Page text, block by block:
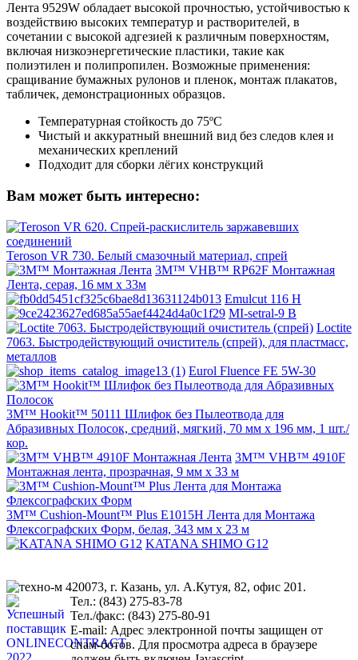
Лента 9529W обладает высокой прочностью, устойчивостью к
воздействию высоких температур и растворителей, в
сочетании с высокой адгезией к различным поверхностям,
включая низкоэнергетические пластики, такие как
полиэтилен и полипропилен. Возможные применения:
сращивание бумажных рулонов и пленок, монтаж плакатов,
табличек, демонстрационных образцов.
Температурная стойкость до 75ºС
Чистый и аккуратный внешний вид без следов клея и
механических креплений
Подходит для сборки лёгих конструкций
Вам может быть интересно:
Teroson VR 730. Белый смазочный материал, спрей
3M™ VHB™ RP62F Монтажная
Лента, серая, 16 мм x 33м
Emulcut 116 H
MI-setral-9 B
Loctite
7063. Быстродействующий очиститель (спрей), для пластмасс,
металлов
Eurol Fluence FE 5W-30
3M™ Hookit™ 50111 Шлифок без Пылеотвода для
Абразивных Полосок, средний, мягкий, 70 мм x 196 мм, 1 шт./
кор.
3M™ VHB™ 4910F
Монтажная лента, прозрачная, 9 мм х 33 м
3M™ Cushion-Mount™ Plus E1015H Лента для Монтажа
Флексографских Форм, белая, 343 мм х 23 м
KATANA SHIMO G12
420073, г. Казань, ул. А.Кутуя, 82, офис 201.
Тел.: (843) 275-83-78
Тел./факс: (843) 275-80-91
Е-mail: Адрес электронной почты защищен от
спам-ботов. Для просмотра адреса в браузере